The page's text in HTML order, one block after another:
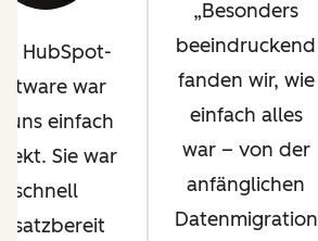
HubSpot-
war
uns einfach
Sie war
schnell
Besonders
beeindruckend
fanden wir, wie
einfach alles
war – von der
anfänglichen
Datenmigration